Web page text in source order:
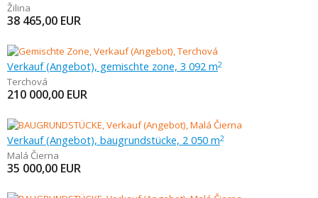
Žilina
38 465,00 EUR
Verkauf (Angebot), gemischte zone, 3 092 m2
Terchová
210 000,00 EUR
Verkauf (Angebot), baugrundstücke, 2 050 m2
Malá Čierna
35 000,00 EUR